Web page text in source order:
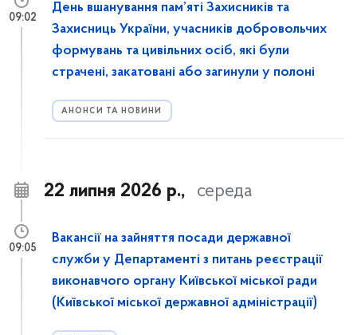
День вшанування пам’яті Захисників та
Захисниць України, учасників добровольчих
формувань та цивільних осіб, які були
страчені, закатовані або загинули у полоні
АНОНСИ ТА НОВИНИ
09:02
22 липня 2026 р., середа
Вакансії на зайняття посади державної
служби у Департаменті з питань реєстрації
виконавчого органу Київської міської ради
(Київської міської державної адміністрації)
09:05